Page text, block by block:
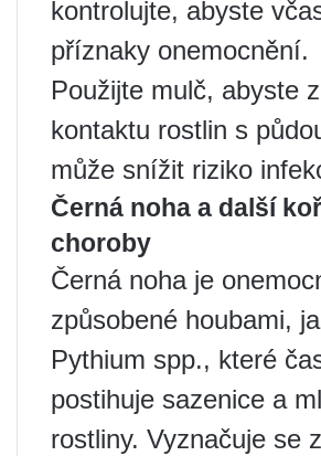
kontrolujte, abyste
příznaky onemocnění.
Použijte mulč, abyste
kontaktu rostlin s
může snížit riziko
Černá noha a další
choroby
Černá noha je
způsobené houbami,
Pythium spp., které
postihuje sazenice a
rostliny. Vyznačuje se